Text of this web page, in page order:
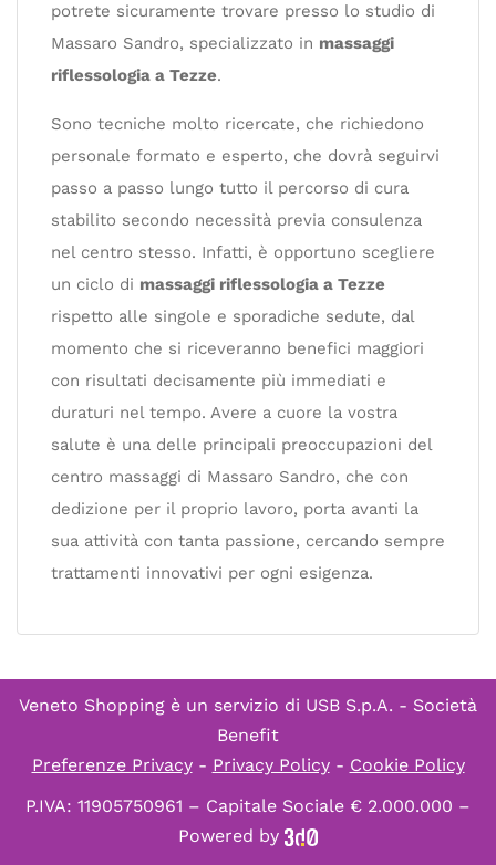
potrete sicuramente trovare presso lo studio di
Massaro Sandro, specializzato in massaggi
riflessologia a Tezze.
Sono tecniche molto ricercate, che richiedono
personale formato e esperto, che dovrà seguirvi
passo a passo lungo tutto il percorso di cura
stabilito secondo necessità previa consulenza
nel centro stesso. Infatti, è opportuno scegliere
un ciclo di massaggi riflessologia a Tezze
rispetto alle singole e sporadiche sedute, dal
momento che si riceveranno benefici maggiori
con risultati decisamente più immediati e
duraturi nel tempo. Avere a cuore la vostra
salute è una delle principali preoccupazioni del
centro massaggi di Massaro Sandro, che con
dedizione per il proprio lavoro, porta avanti la
sua attività con tanta passione, cercando sempre
trattamenti innovativi per ogni esigenza.
Veneto Shopping è un servizio di USB S.p.A. - Società
Benefit
Preferenze Privacy- Privacy Policy- Cookie Policy
P.IVA: 11905750961 – Capitale Sociale € 2.000.000 –
Powered by